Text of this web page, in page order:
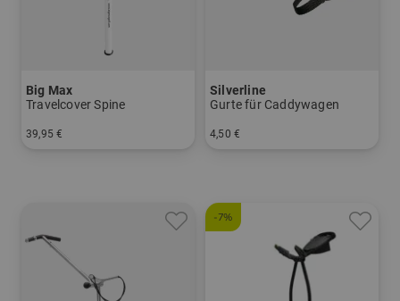
Big Max
Travelcover Spine
39,95 €
Silverline
Gurte für Caddywagen
4,50 €
-7%